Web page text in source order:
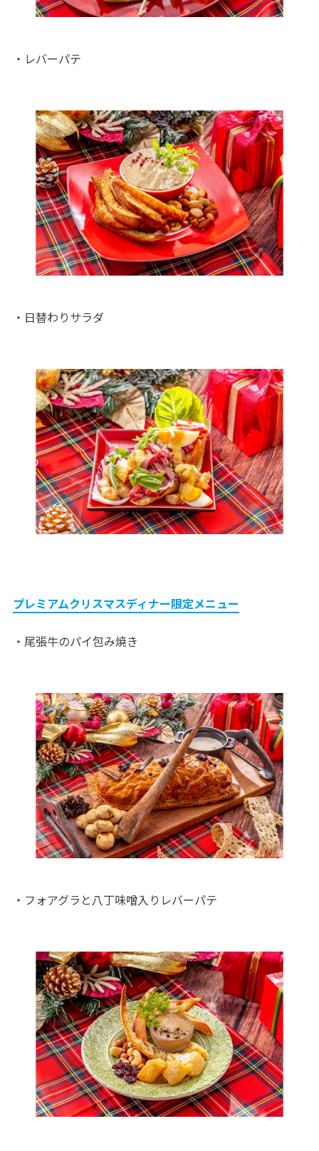
・レバーパテ
・日替わりサラダ
プレミアムクリスマスディナー限定メニュー
・尾張牛のパイ包み焼き
・フォアグラと八丁味噌入りレバーパテ